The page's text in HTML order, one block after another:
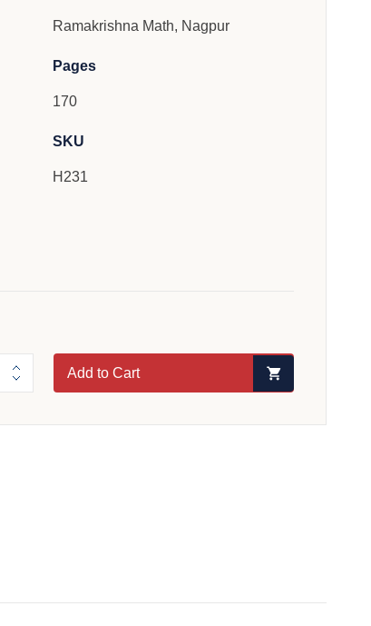
Ramakrishna Math, Nagpur
Pages
170
SKU
H231
Add to Cart